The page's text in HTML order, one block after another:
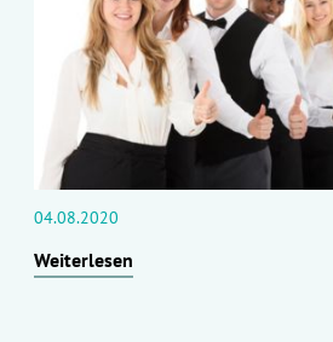
04.08.2020
Weiterlesen